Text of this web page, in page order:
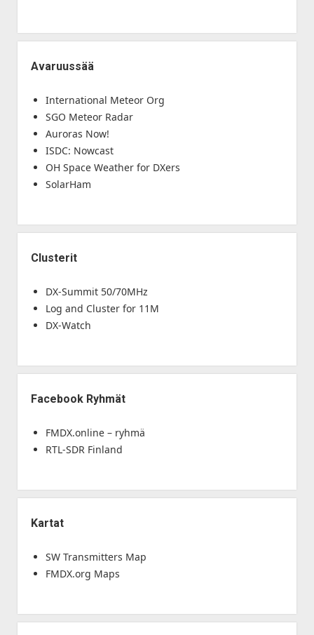
Avaruussää
International Meteor Org
SGO Meteor Radar
Auroras Now!
ISDC: Nowcast
OH Space Weather for DXers
SolarHam
Clusterit
DX-Summit 50/70MHz
Log and Cluster for 11M
DX-Watch
Facebook Ryhmät
FMDX.online – ryhmä
RTL-SDR Finland
Kartat
SW Transmitters Map
FMDX.org Maps